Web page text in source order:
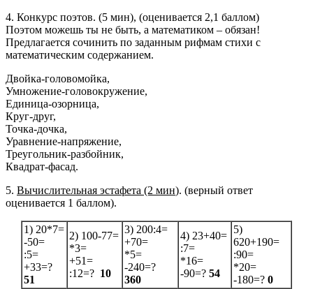
4. Конкурс поэтов. (5 мин), (оценивается 2,1 баллом)
Поэтом можешь ты не быть, а математиком – обязан!
Предлагается сочинить по заданным рифмам стихи с
математическим содержанием.
Двойка-головомойка,
Умножение-головокружение,
Единица-озорница,
Круг-друг,
Точка-дочка,
Уравнение-напряжение,
Треугольник-разбойник,
Квадрат-фасад.
5. Вычислительная эстафета (2 мин). (верный ответ
оценивается 1 баллом).
1) 20*7=
-50=
:5=
+33=?
51
2) 100-77=
*3=
+51=
:12=? 10
3) 200:4=
+70=
*5=
-240=?
360
4) 23+40=
:7=
*16=
-90=? 54
5)
620+190=
:90=
*20=
-180=? 0